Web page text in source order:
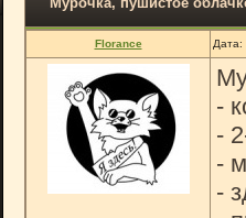
Florance Дата:
-
-
-
-